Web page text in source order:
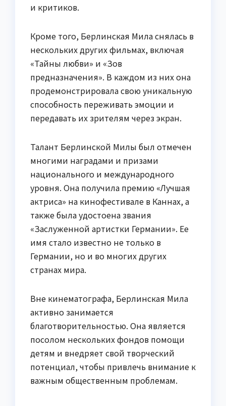
и критиков.
Кроме того, Берлинская Мила снялась в
нескольких других фильмах, включая
«Тайны любви» и «Зов
предназначения». В каждом из них она
продемонстрировала свою уникальную
способность переживать эмоции и
передавать их зрителям через экран.
Талант Берлинской Милы был отмечен
многими наградами и призами
национального и международного
уровня. Она получила премию «Лучшая
актриса» на кинофестивале в Каннах, а
также была удостоена звания
«Заслуженной артистки Германии». Ее
имя стало известно не только в
Германии, но и во многих других
странах мира.
Вне кинематографа, Берлинская Мила
активно занимается
благотворительностью. Она является
посолом нескольких фондов помощи
детям и внедряет свой творческий
потенциал, чтобы привлечь внимание к
важным общественным проблемам.